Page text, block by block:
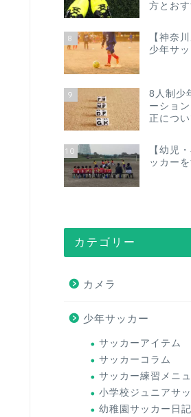
方とお
8
【神奈
少年サ
9
8人制少
ーショ
正につい
10
【幼児
ッカー
カテゴリー
カメラ
少年サッカー
サッカーアイテム
サッカーコラム
サッカー練習メニ
小学校ジュニアサ
幼稚園サッカー日記